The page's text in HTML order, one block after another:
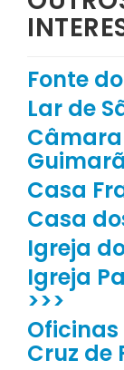
Fonte
Lar de
Casa
Casa
Igreja
Igreja
>>>
Oficinas
Cruz de